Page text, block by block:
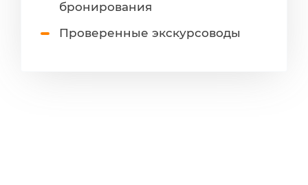
бронирования
Проверенные экскурсоводы